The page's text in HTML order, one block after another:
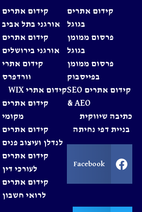
קידום אתרים
בגוגל
פרסום ממומן
בגוגל
פרסום ממומן
בפייסבוק
קידום אתרים SEO
& AEO
כתיבה שיווקית
בניית דפי נחיתה
Facebook
קידום אתרים
אורגני בתל אביב
קידום אתרים
אורגני בירושלים
קידום אתרי
וורדפרס
קידום אתרי WIX
קידום אתרים
מקומי
קידום אתרים
לנדלן ועיצוב פנים
קידום אתרים
לעורכי דין
קידום אתרים
לרואי חשבון